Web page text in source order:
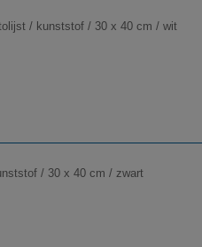
/ kunststof / 30 x 40 cm / wit
/ 30 x 40 cm / zwart